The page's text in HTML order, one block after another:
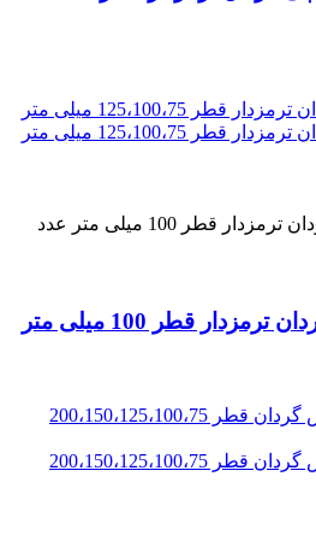
قطر 100 میلی متر عدد
قطر 100 میلی متر